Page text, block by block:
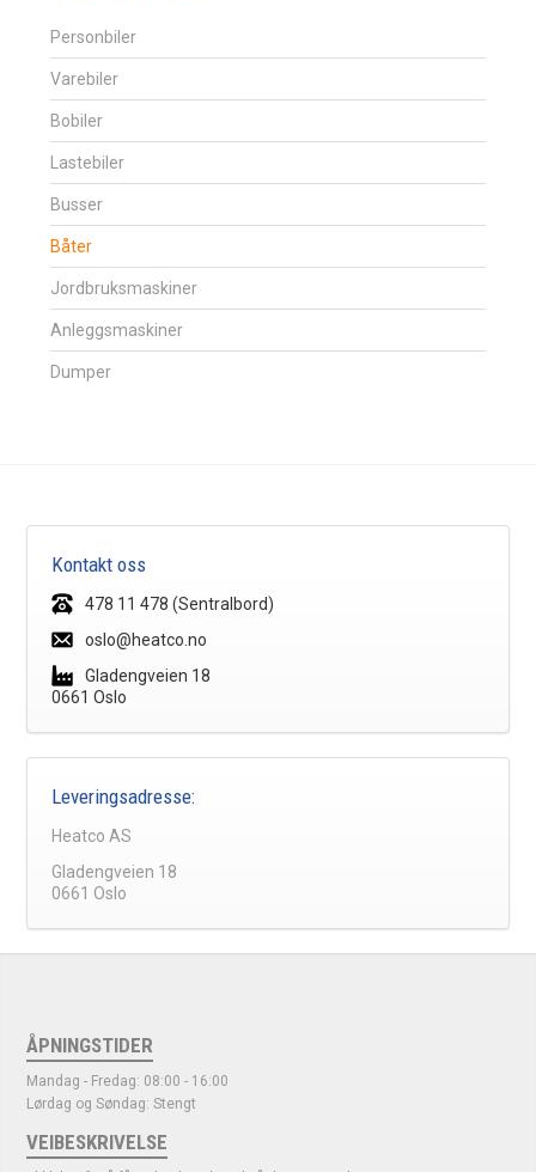
Personbiler
Varebiler
Bobiler
Lastebiler
Busser
Båter
Jordbruksmaskiner
Anleggsmaskiner
Dumper
Kontakt oss
478 11 478 (Sentralbord)
oslo@heatco.no
Gladengveien 18
0661 Oslo
Leveringsadresse:
Heatco AS
Gladengveien 18
0661 Oslo
ÅPNINGSTIDER
Mandag - Fredag: 08:00 - 16:00
Lørdag og Søndag: Stengt
VEIBESKRIVELSE